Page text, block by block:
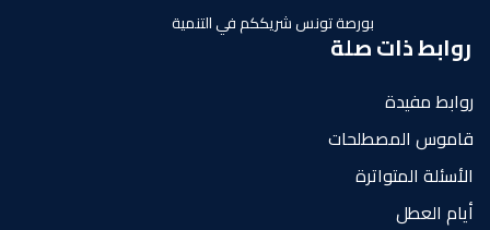
بورصة تونس شريككم في التنمية
روابط ذات صلة
روابط مفيدة
قاموس المصطلحات
الأسئلة المتواترة
أيام العطل